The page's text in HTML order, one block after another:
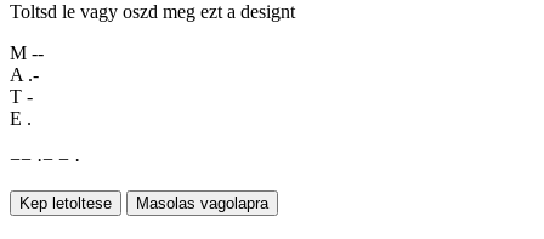
Toltsd le vagy oszd meg ezt a designt
M --
A .-
T -
E .
−− ·− − ·
Kep letoltese Masolas vagolapra